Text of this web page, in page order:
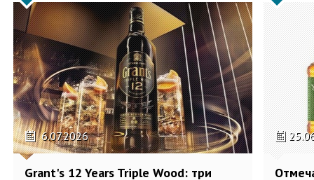
6.07.2026
Grant's 12 Years Triple Wood: три